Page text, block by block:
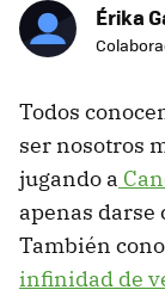
Érika
Todos
ser nosotros
jugando a
apenas darse
También
infinidad de